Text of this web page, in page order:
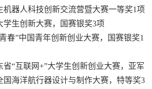
机器人科技创新交流营暨大赛一等奖1项
学生创新大赛，国赛银奖3项
春”中国青年创新创业大赛，国赛银奖1
“互联网+”大学生创新创业大赛，亚军
国海洋航行器设计与制作大赛，特等奖3